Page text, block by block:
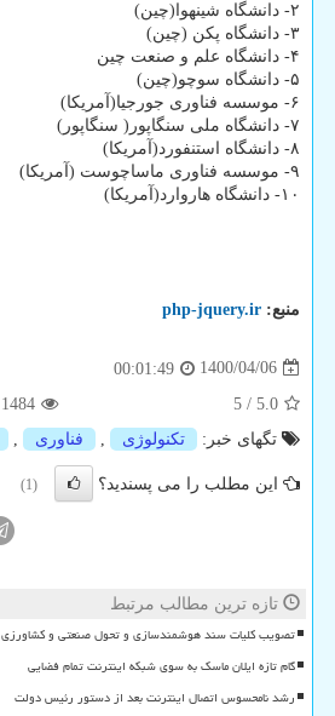
۲- دانشگاه شینهوا(چین)
۳- دانشگاه پکن (چین)
۴- دانشگاه علم و صنعت چین
۵- دانشگاه سوچو(چین)
۶- موسسه فناوری جورجیا(آمریکا)
۷- دانشگاه ملی سنگاپور( سنگاپور)
۸- دانشگاه استنفورد(آمریکا)
۹- موسسه فناوری ماساچوست (آمریکا)
۱۰- دانشگاه هاروارد(آمریکا)
منبع: php-jquery.ir
1400/04/06
00:01:49
5.0
/
5
1484
تگهای خبر:
تكنولوژی , فناوری ,
این مطلب را می پسندید؟ (1)
تازه ترین مطالب مرتبط
تصویب کلیات سند هوشمندسازی و تحول صنعتی و کشاورزی
گام تازه ایلان ماسک به سوی شبکه اینترنت تمام فضایی
رشد نامحسوس اتصال اینترنت بعد از دستور رئیس دولت